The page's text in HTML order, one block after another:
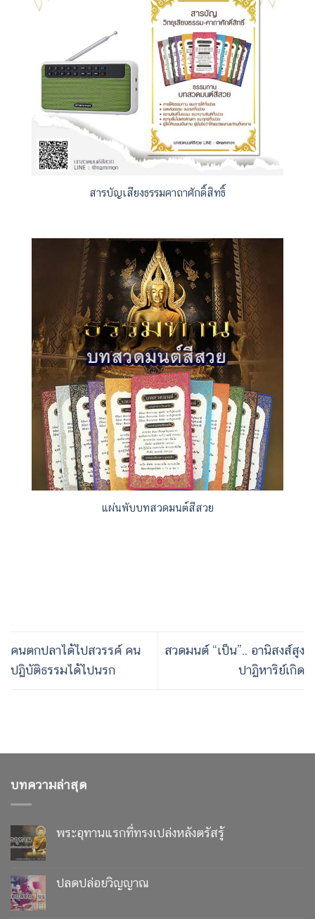
สารบัญเสียงธรรมคาถาศักดิ์สิทธิ์
แผ่นพับบทสวดมนต์สีสวย
คนตกปลาได้ไปสวรรค์ คน
ปฏิบัติธรรมได้ไปนรก
สวดมนต์ “เป็น”.. อานิสงส์สูง
ปาฏิหาริย์เกิด
บทความล่าสุด
พระอุทานแรกที่ทรงเปล่งหลังตรัสรู้
ปลดปล่อยวิญญาณ